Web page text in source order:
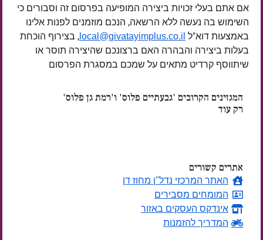
אם אתם בעלי זכויות ביצירה המופיעה בפרסום זה וסבורים כי
השימוש בה נעשה ללא הרשאה, הנכם מוזמנים לפנות אלינו
באמצעות דוא"ל local@givatayimplus.co.il , בצירוף הוכחת
בעלות ביצירה והבהרה האם ברצונכם שהיצירה תוסר או
שיתווסף קרדיט מתאים על שמכם במסגרת הפרסום
המגזינים הקרובים 'גבעתיים פלוס' ו'רמת גן פלוס'
רק עוד
אתרים קשורים
האתר המרכזי נדל"ן מחוז דן
המומחים מסבירים
אינדקס העסקים באזור
המדריך להזמנות